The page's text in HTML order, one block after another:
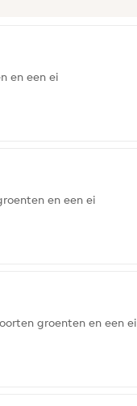
en een ei
en een ei
groenten en een ei